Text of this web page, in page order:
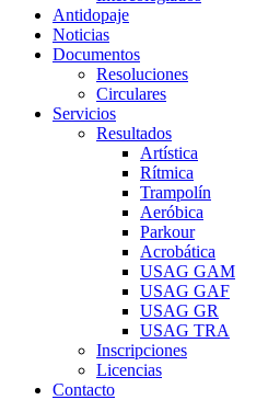
Antidopaje
Noticias
Documentos
Resoluciones
Circulares
Servicios
Resultados
Artística
Rítmica
Trampolín
Aeróbica
Parkour
Acrobática
USAG GAM
USAG GAF
USAG GR
USAG TRA
Inscripciones
Licencias
Contacto